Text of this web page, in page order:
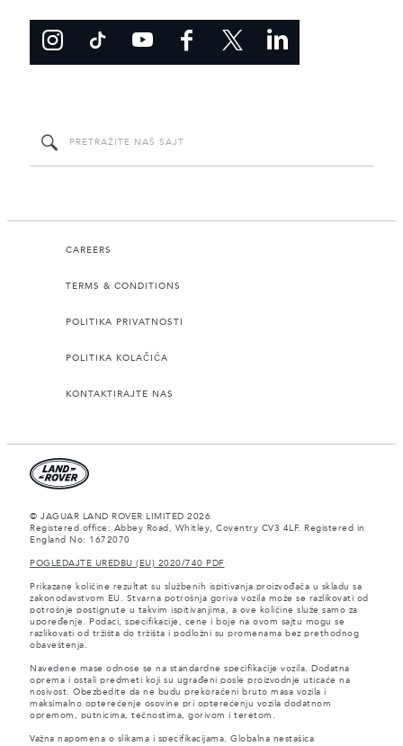
CAREERS
TERMS & CONDITIONS
POLITIKA PRIVATNOSTI
POLITIKA KOLAČIĆA
KONTAKTIRAJTE NAS
© JAGUAR LAND ROVER LIMITED 2026
Registered office: Abbey Road, Whitley, Coventry CV3 4LF. Registered in
England No: 1672070
POGLEDAJTE UREDBU (EU) 2020/740 PDF
Prikazane količine rezultat su službenih ispitivanja proizvođača u skladu sa
zakonodavstvom EU. Stvarna potrošnja goriva vozila može se razlikovati od
potrošnje postignute u takvim ispitivanjima, a ove količine služe samo za
upoređenje. Podaci, specifikacije, cene i boje na ovom sajtu mogu se
razlikovati od tržišta do tržišta i podložni su promenama bez prethodnog
obaveštenja.
Navedene mase odnose se na standardne specifikacije vozila. Dodatna
oprema i ostali predmeti koji su ugrađeni posle proizvodnje uticaće na
nosivost. Obezbedite da ne budu prekoračeni bruto masa vozila i
maksimalno opterećenje osovine pri opterećenju vozila dodatnom
opremom, putnicima, tečnostima, gorivom i teretom.
Važna napomena o slikama i specifikacijama. Globalna nestašica